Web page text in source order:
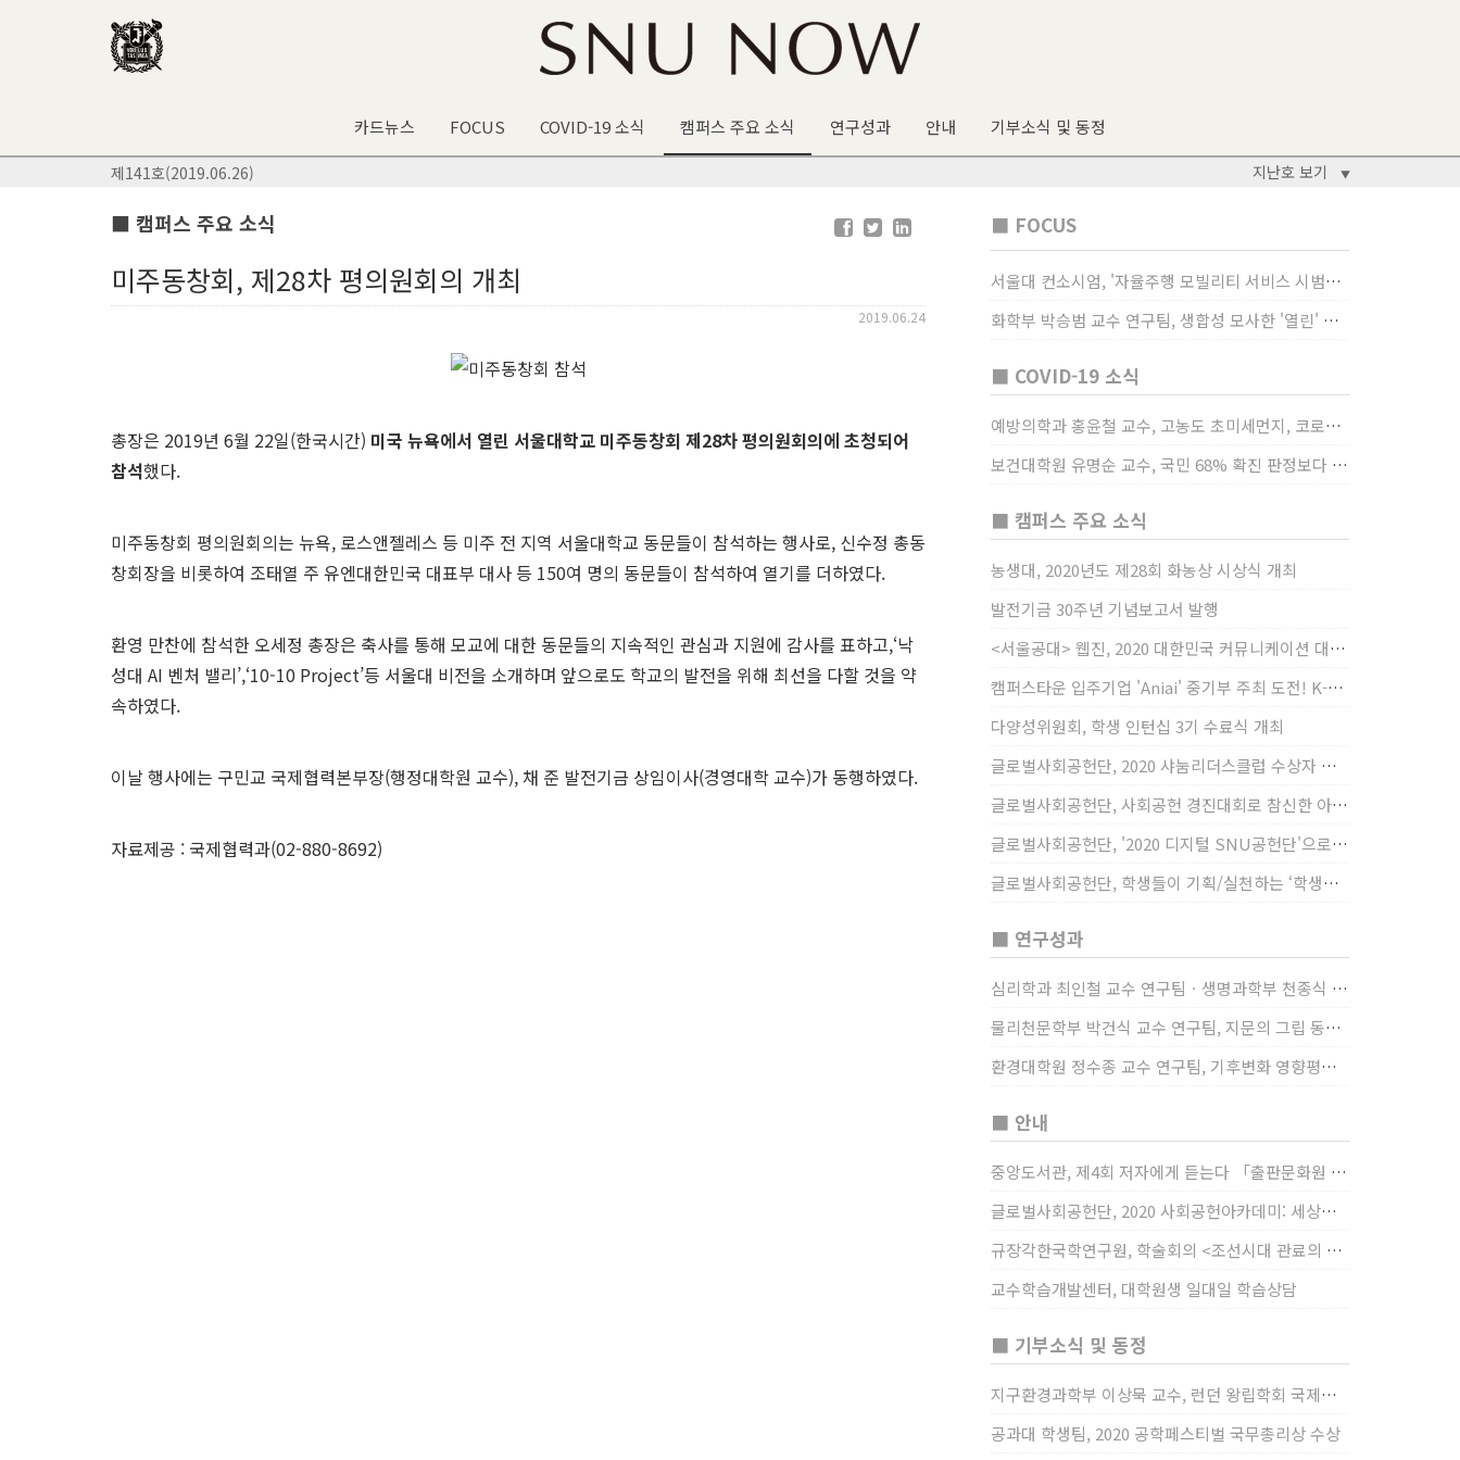
카드뉴스 FOCUS COVID-19 소식 캠퍼스 주요 소식 연구성과 안내 기부소식 및 동정
제141호(2019.06.26) 지난호 보기 ▼
■ 캠퍼스 주요 소식
미주동창회, 제28차 평의원회의 개최
2019.06.24
총장은 2019년 6월 22일(한국시간) 미국 뉴욕에서 열린 서울대학교 미주동창회 제28차 평의원회의에 초청되어
참석했다.
미주동창회 평의원회의는 뉴욕, 로스앤젤레스 등 미주 전 지역 서울대학교 동문들이 참석하는 행사로, 신수정 총동
창회장을 비롯하여 조태열 주 유엔대한민국 대표부 대사 등 150여 명의 동문들이 참석하여 열기를 더하였다.
환영 만찬에 참석한 오세정 총장은 축사를 통해 모교에 대한 동문들의 지속적인 관심과 지원에 감사를 표하고,‘낙
성대 AI 벤처 밸리’,‘10-10 Project’등 서울대 비전을 소개하며 앞으로도 학교의 발전을 위해 최선을 다할 것을 약
속하였다.
이날 행사에는 구민교 국제협력본부장(행정대학원 교수), 채 준 발전기금 상임이사(경영대학 교수)가 동행하였다.
자료제공 : 국제협력과(02-880-8692)
■ FOCUS
서울대 컨소시엄, '자율주행 모빌리티 서비스 시범사업' 수행
화학부 박승범 교수 연구팀, 생합성 모사한 '열린' 비타민 B3 합성법 개발
■ COVID-19 소식
예방의학과 홍윤철 교수, 고농도 초미세먼지, 코로나19 발병률·치명률 높인다
보건대학원 유명순 교수, 국민 68% 확진 판정보다 걸렸단 이유로 비난받는 걸 더 두려해
■ 캠퍼스 주요 소식
농생대, 2020년도 제28회 화농상 시상식 개최
발전기금 30주년 기념보고서 발행
<서울공대> 웹진, 2020 대한민국 커뮤니케이션 대상 창간사보 부문 최우수상 선정
캠퍼스타운 입주기업 'Aniai' 중기부 주최 도전! K-스타트업 대상 수상
다양성위원회, 학생 인턴십 3기 수료식 개최
글로벌사회공헌단, 2020 샤눔리더스클럽 수상자 시상
글로벌사회공헌단, 사회공헌 경진대회로 참신한 아이디어 발굴, 지원
글로벌사회공헌단, '2020 디지털 SNU공헌단'으로 새로운 사회공헌에 도전
글로벌사회공헌단, 학생들이 기획/실천하는 ‘학생사회공헌단 프로젝트’ 진행
■ 연구성과
심리학과 최인철 교수 연구팀ㆍ생명과학부 천종식 교수 연구팀, 장내 마이크로바이옴과 정서적 웰빙간 관계 규명
물리천문학부 박건식 교수 연구팀, 지문의 그립 동작에서의 역할 및 원리 규명
환경대학원 정수종 교수 연구팀, 기후변화 영향평가 모형을 통해 기후변화에 따른 급격한 토양수분의 감소가 발생하는 지역과 시간을 규명
■ 안내
중앙도서관, 제4회 저자에게 듣는다 「출판문화원 저술강연 개최」(12/17)
글로벌사회공헌단, 2020 사회공헌아카데미: 세상을 바꾸는 가슴 따뜻한 나눔(12/23~24)
규장각한국학연구원, 학술회의 <조선시대 관료의 인사> (12/22)
교수학습개발센터, 대학원생 일대일 학습상담
■ 기부소식 및 동정
지구환경과학부 이상묵 교수, 런던 왕립학회 국제장애인의 날 기념 “전 세계 장애가 있는 과학자”에 소개
공과대 학생팀, 2020 공학페스티벌 국무총리상 수상